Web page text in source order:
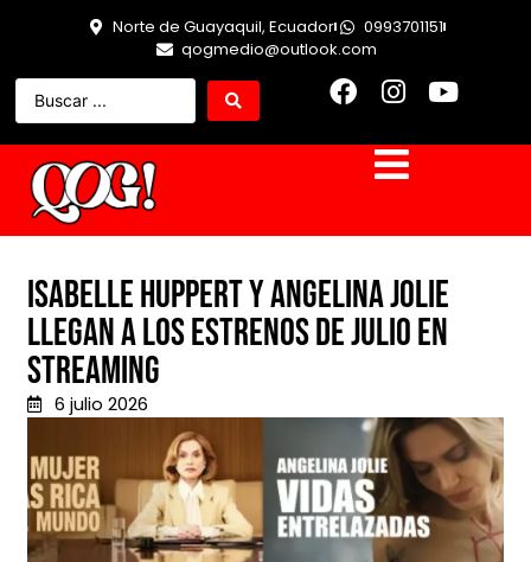
Norte de Guayaquil, Ecuador
0993701151
qogmedio@outlook.com
Isabelle Huppert y Angelina Jolie
llegan a los estrenos de julio en
streaming
6 julio 2026